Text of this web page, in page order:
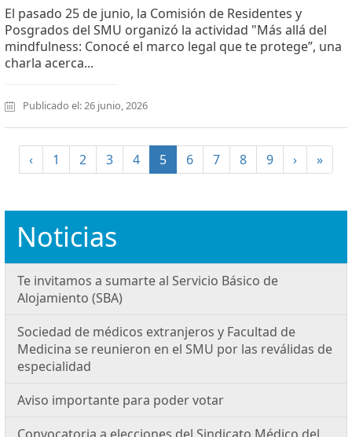
El pasado 25 de junio, la Comisión de Residentes y
Posgrados del SMU organizó la actividad "Más allá del
mindfulness: Conocé el marco legal que te protege”, una
charla acerca...
Publicado el: 26 junio, 2026
‹ 1 2 3 4 5(current)
6 7 8 9 › »
Noticias
Te invitamos a sumarte al Servicio Básico de
Alojamiento (SBA)
Sociedad de médicos extranjeros y Facultad de
Medicina se reunieron en el SMU por las reválidas de
especialidad
Aviso importante para poder votar
Convocatoria a elecciones del Sindicato Médico del